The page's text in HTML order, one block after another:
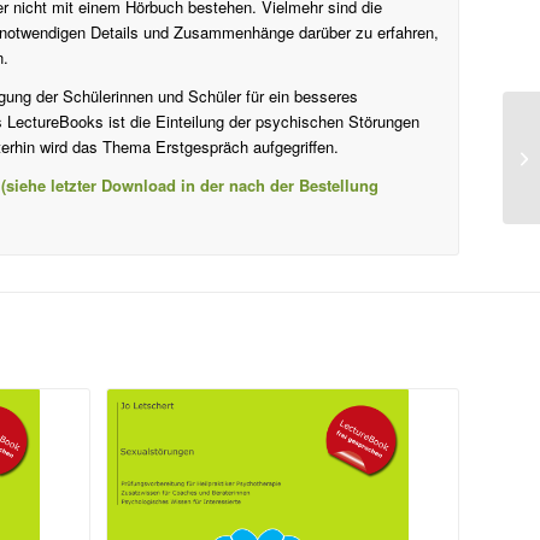
nicht mit einem Hörbuch bestehen. Vielmehr sind die
Details und Zusammenhänge darüber zu erfahren,
der Schülerinnen und Schüler für ein besseres
ist die Einteilung der psychischen Störungen
wird das Thema Erstgespräch aufgegriffen.
letzter Download in der nach der Bestellung